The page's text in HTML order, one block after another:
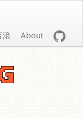
滾 About